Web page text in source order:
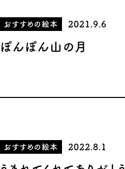
おすすめの絵本 2021.9.6
ぽんぽん山の月
おすすめの絵本 2022.8.1